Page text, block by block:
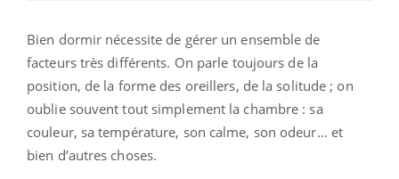
Bien dormir nécessite de gérer un ensemble de
facteurs très différents. On parle toujours de la
position, de la forme des oreillers, de la solitude ; on
oublie souvent tout simplement la chambre : sa
couleur, sa température, son calme, son odeur… et
bien d’autres choses.